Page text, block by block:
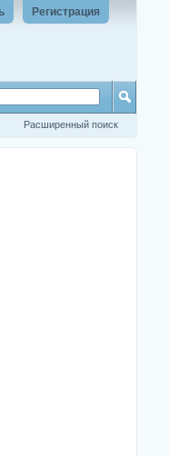
Регистрация
Расширенный поиск